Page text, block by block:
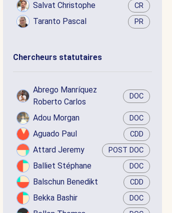
Salvat Christophe CR
Taranto Pascal PR
Chercheurs statutaires
Abrego Manríquez
Roberto Carlos
DOC
Adou Morgan DOC
Aguado Paul CDD
Attard Jeremy POST DOC
Balliet Stéphane DOC
Balschun Benedikt CDD
Bekka Bashir DOC